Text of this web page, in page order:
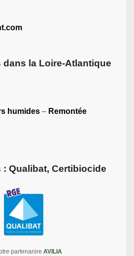
dans la Loire-Atlantique
humides – Remontée
Qualibat, Certibiocide
partenanire AVILIA